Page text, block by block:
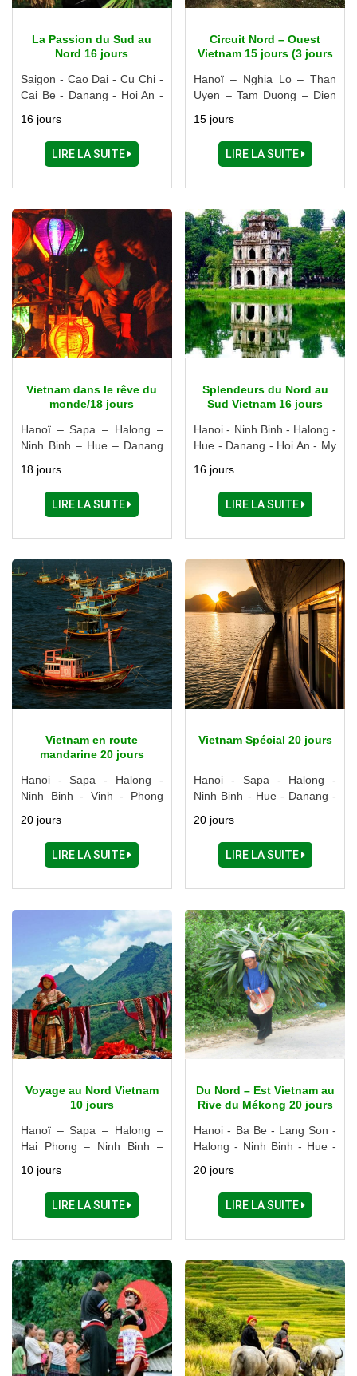
Circuit Nord – Ouest
Vietnam 15 jours (3 jours
Hanoï – Nghia Lo – Than
Uyen – Tam Duong – Dien
Chau – Ninh Binh
15 jours
LIRE LA SUITE
La Passion du Sud au
Nord 16 jours
Saigon - Cao Dai - Cu Chi -
Cai Be - Danang - Hoi An -
Chau - Ninh Binh - Halong
16 jours
LIRE LA SUITE
Splendeurs du Nord au
Sud Vietnam 16 jours
Hanoi - Ninh Binh - Halong -
Hue - Danang - Hoi An - My
Ho Chi Minh Ville - Delta du
Mékong - Cu Chi - Cao Dai
16 jours
LIRE LA SUITE
Vietnam dans le rêve du
monde/18 jours
Hanoï – Sapa – Halong –
Ninh Binh – Hue – Danang
Quoc – Ho Chi Minh Ville
18 jours
LIRE LA SUITE
Vietnam Spécial 20 jours
Hanoi - Sapa - Halong -
Ninh Binh - Hue - Danang -
Nhon - Nha Trang - Dalat -
Ho Chi Minh Ville - Cu Chi -
Tay Ninh - Can Tho - Soc
20 jours
LIRE LA SUITE
Vietnam en route
mandarine 20 jours
Hanoi - Sapa - Halong -
Ninh Binh - Vinh - Phong
Nhon - Nha Trang - Dalat -
Saigon - My Tho - Ben Tre -
Sadec - Long Xuyen
20 jours
LIRE LA SUITE
Du Nord – Est Vietnam au
Rive du Mékong 20 jours
Hanoi - Ba Be - Lang Son -
Halong - Ninh Binh - Hue -
Trang - Dalat - Ho Chi Minh
Ville - My Tho - Cai Be
20 jours
LIRE LA SUITE
Voyage au Nord Vietnam
10 jours
Hanoï – Sapa – Halong –
Hai Phong – Ninh Binh –
10 jours
LIRE LA SUITE